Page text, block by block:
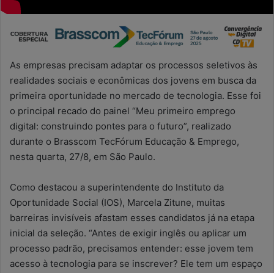
As empresas precisam adaptar os processos seletivos às
realidades sociais e econômicas dos jovens em busca da
primeira oportunidade no mercado de tecnologia. Esse foi
o principal recado do painel “Meu primeiro emprego
digital: construindo pontes para o futuro”, realizado
durante o Brasscom TecFórum Educação & Emprego,
nesta quarta, 27/8, em São Paulo.
Como destacou a superintendente do Instituto da
Oportunidade Social (IOS), Marcela Zitune, muitas
barreiras invisíveis afastam esses candidatos já na etapa
inicial da seleção. “Antes de exigir inglês ou aplicar um
processo padrão, precisamos entender: esse jovem tem
acesso à tecnologia para se inscrever? Ele tem um espaço